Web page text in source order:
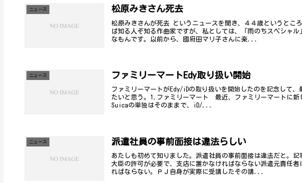
ニュース 松原みきさん死去
松原みきさんが死去 というニュースを聞き、４４歳というとこ
ば知る人ぞ知る作曲家ですが、私としては、「雨のちスペシャ
なもんです。以前から、國府田マリ子さんに楽...
ニュース ファミリーマートEdy取り扱い開始
ファミリーマートがEdy/iDの取り扱いを開始したのを記念して
たいと思う。1.ファミリーマート 最近、ファミリーマートに新
Suicaの単独はそのままで、iD/...
ニュース 派遣社員の事前面接は違法らしい
あたしも初めて知りました。派遣社員の事前面接は違法だと。
大臣の許可が必要で、支店に置かなければならない派遣元責任
ればならない。ＰＪ自身が実際に受講したその講...